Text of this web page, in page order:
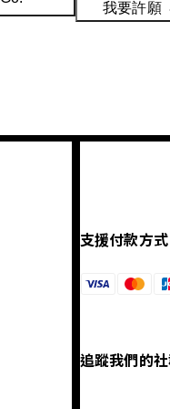
我要許願
支援付款方式
追蹤我們的